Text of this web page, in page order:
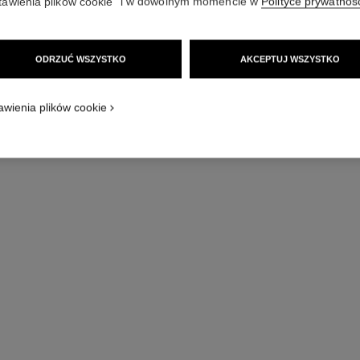
18-karatowe
Nr ref. J62826
ODRZUĆ WSZYSTKO AKCEPTUJ WSZYSTKO
plików cookie